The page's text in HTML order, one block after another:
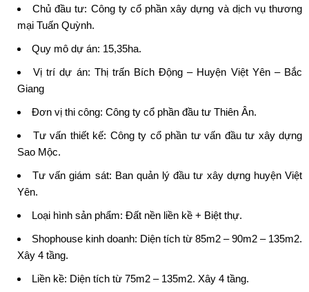
Chủ đầu tư: Công ty cổ phần xây dựng và dịch vụ thương
mại Tuấn Quỳnh.
Quy mô dự án: 15,35ha.
Vị trí dự án: Thị trấn Bích Động – Huyện Việt Yên – Bắc
Giang
Đơn vị thi công: Công ty cổ phần đầu tư Thiên Ân.
Tư vấn thiết kế: Công ty cổ phần tư vấn đầu tư xây dựng
Sao Mộc.
Tư vấn giám sát: Ban quản lý đầu tư xây dựng huyện Việt
Yên.
Loại hình sản phẩm: Đất nền liền kề + Biệt thự.
Shophouse kinh doanh: Diện tích từ 85m2 – 90m2 – 135m2.
Xây 4 tầng.
Liền kề: Diện tích từ 75m2 – 135m2. Xây 4 tầng.